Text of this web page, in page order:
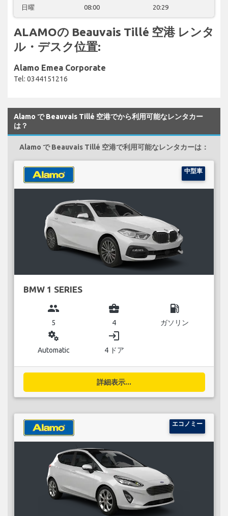
日曜 08:00 20:29
ALAMOの Beauvais Tillé 空港 レンタ
ル・デスク位置:
Alamo Emea Corporate
Tel: 0344151216
Alamo で Beauvais Tillé 空港でから利用可能なレンタカー
は？
Alamo で Beauvais Tillé 空港で利用可能なレンタカーは：
中型車
BMW 1 SERIES
group
5
business_center
4
local_gas_station
ガソリン
miscellaneous_services
Automatic
login
4 ドア
詳細表示...
エコノミー